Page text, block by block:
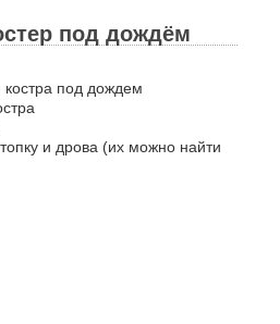
под дождём
под дождем
и дрова (их можно найти